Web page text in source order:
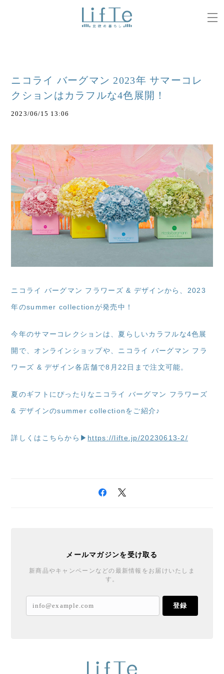
ニコライ バーグマン 2023年 サマーコレ
クションはカラフルな4⾊展開！
2023/06/15 13:06
ニコライ バーグマン フラワーズ & デザインから、2023
年のsummer collectionが発売中！
今年のサマーコレクションは、夏らしいカラフルな4色展
開で、オンラインショップや、ニコライ バーグマン フラ
ワーズ & デザイン各店舗で8月22日まで注文可能。
夏のギフトにぴったりなニコライ バーグマン フラワーズ
& デザインのsummer collectionをご紹介♪
詳しくはこちらから▶ https://lifte.jp/20230613-2/
メールマガジンを受け取る
新商品やキャンペーンなどの最新情報をお届けいたしま
す。
登録